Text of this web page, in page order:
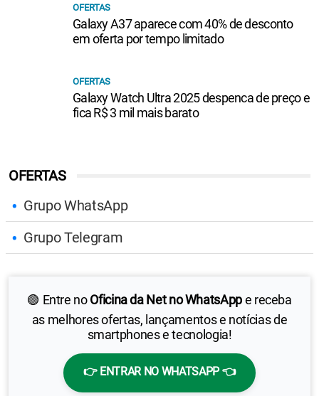
OFERTAS
Grupo WhatsApp
Grupo Telegram
🟢 Entre noOficina da Net no WhatsAppe receba
as melhores ofertas, lançamentos e notícias de
smartphones e tecnologia!
👉 ENTRAR NO WHATSAPP 👈
OFERTAS
Galaxy A37 aparece com 40% de desconto
em oferta por tempo limitado
OFERTAS
Galaxy Watch Ultra 2025 despenca de preço e
fica R$ 3 mil mais barato